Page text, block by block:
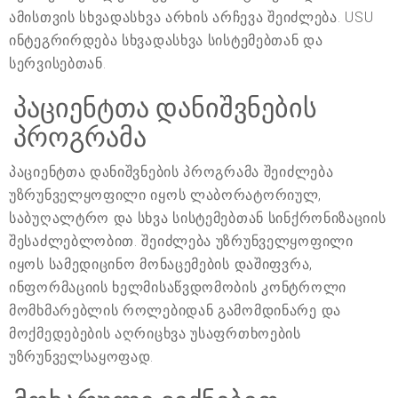
ამისთვის სხვადასხვა არხის არჩევა შეიძლება. USU
ინტეგრირდება სხვადასხვა სისტემებთან და
სერვისებთან.
პაციენტთა დანიშვნების
პროგრამა
პაციენტთა დანიშვნების პროგრამა შეიძლება
უზრუნველყოფილი იყოს ლაბორატორიულ,
საბუღალტრო და სხვა სისტემებთან სინქრონიზაციის
შესაძლებლობით. შეიძლება უზრუნველყოფილი
იყოს სამედიცინო მონაცემების დაშიფვრა,
ინფორმაციის ხელმისაწვდომობის კონტროლი
მომხმარებლის როლებიდან გამომდინარე და
მოქმედებების აღრიცხვა უსაფრთხოების
უზრუნველსაყოფად.